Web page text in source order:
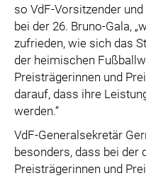
so VdF-Vorsitzender
bei der 26. Bruno-Gala,
zufrieden, wie sich das
der heimischen
Preisträgerinnen und
darauf, dass ihre
werden.“
VdF-Generalsekretär
besonders, dass bei der
Preisträgerinnen und